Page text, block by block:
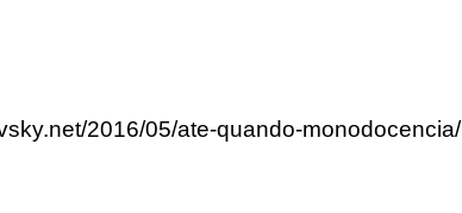
2016/05/ate-quando-monodocencia/